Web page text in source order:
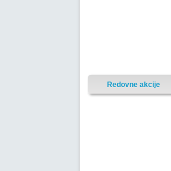
Redovne akcije